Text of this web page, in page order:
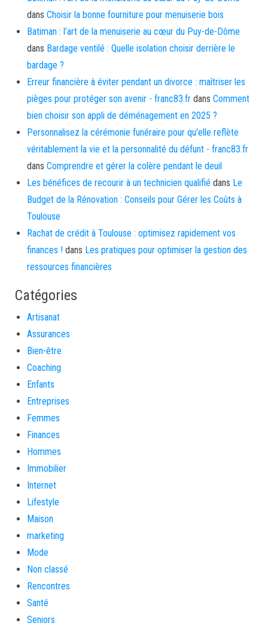
dans Choisir la bonne fourniture pour menuiserie bois
Batiman : l’art de la menuiserie au cœur du Puy-de-Dôme
dans Bardage ventilé : Quelle isolation choisir derrière le
bardage ?
Erreur financière à éviter pendant un divorce : maîtriser les
pièges pour protéger son avenir - franc83.fr dans Comment
bien choisir son appli de déménagement en 2025 ?
Personnalisez la cérémonie funéraire pour qu'elle reflète
véritablement la vie et la personnalité du défunt - franc83.fr
dans Comprendre et gérer la colère pendant le deuil
Les bénéfices de recourir à un technicien qualifié dans Le
Budget de la Rénovation : Conseils pour Gérer les Coûts à
Toulouse
Rachat de crédit à Toulouse : optimisez rapidement vos
finances ! dans Les pratiques pour optimiser la gestion des
ressources financières
Catégories
Artisanat
Assurances
Bien-être
Coaching
Enfants
Entreprises
Femmes
Finances
Hommes
Immobilier
Internet
Lifestyle
Maison
marketing
Mode
Non classé
Rencontres
Santé
Seniors